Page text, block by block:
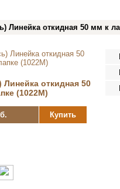
Линейка откидная 50 мм к
откидная 50
(1022М)
Купить